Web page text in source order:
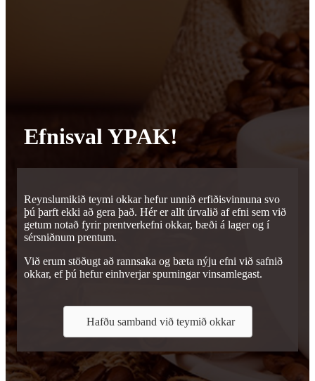
Efnisval YPAK!
Reynslumikið teymi okkar hefur unnið erfiðisvinnuna svo
þú þarft ekki að gera það. Hér er allt úrvalið af efni sem við
getum notað fyrir prentverkefni okkar, bæði á lager og í
sérsniðnum prentum.
Við erum stöðugt að rannsaka og bæta nýju efni við safnið
okkar, ef þú hefur einhverjar spurningar vinsamlegast.
Hafðu samband við teymið okkar